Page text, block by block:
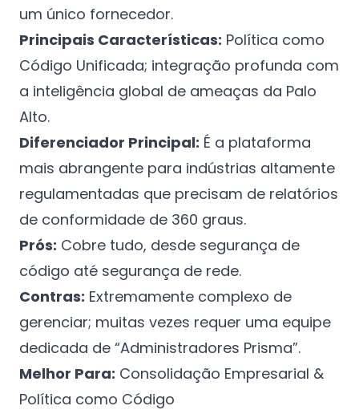
um único fornecedor.
Principais Características: Política como
Código Unificada; integração profunda com
a inteligência global de ameaças da Palo
Alto.
Diferenciador Principal: É a plataforma
mais abrangente para indústrias altamente
regulamentadas que precisam de relatórios
de conformidade de 360 graus.
Prós: Cobre tudo, desde segurança de
código até segurança de rede.
Contras: Extremamente complexo de
gerenciar; muitas vezes requer uma equipe
dedicada de “Administradores Prisma”.
Melhor Para: Consolidação Empresarial &
Política como Código